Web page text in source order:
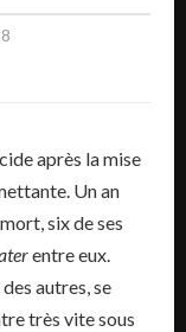
après la mise
Un an
six de ses
entre eux.
autres, se
très vite sous